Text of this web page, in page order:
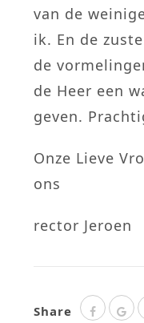
van de
ik. En de
de
de Heer een
geven.
Onze Lieve
ons
rector Jeroen
Share